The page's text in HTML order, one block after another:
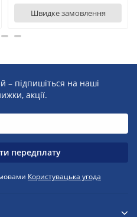
Швидке замовлення
– підпишіться на наші
акції.
передплату
Користувацька угода